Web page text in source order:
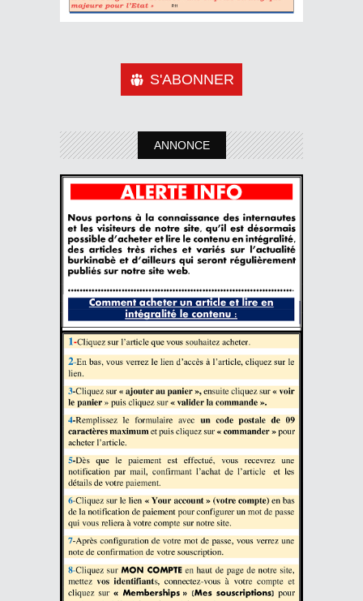
S'ABONNER
ANNONCE